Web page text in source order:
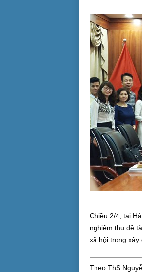
Chiều 2/4, tại
nghiệm thu đề
xã hội trong xây
Theo ThS